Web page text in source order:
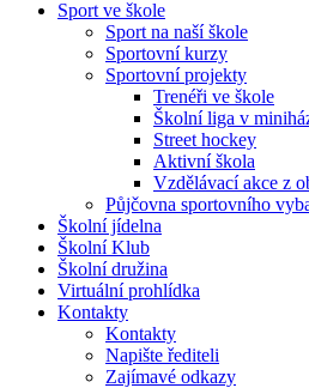
Sport ve škole
Sport na naší škole
Sportovní kurzy
Sportovní projekty
Trenéři ve škole
Školní liga v
Street hockey
Aktivní škola
Vzdělávací akce z
Půjčovna sportovního
Školní jídelna
Školní Klub
Školní družina
Virtuální prohlídka
Kontakty
Kontakty
Napište řediteli
Zajímavé odkazy